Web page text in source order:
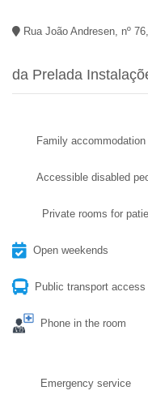
Rua João Andresen, nº
da Prelada
Family accommodation
Accessible disabled
Private rooms for
Open weekends
Public transport access
Phone in the room
Emergency service